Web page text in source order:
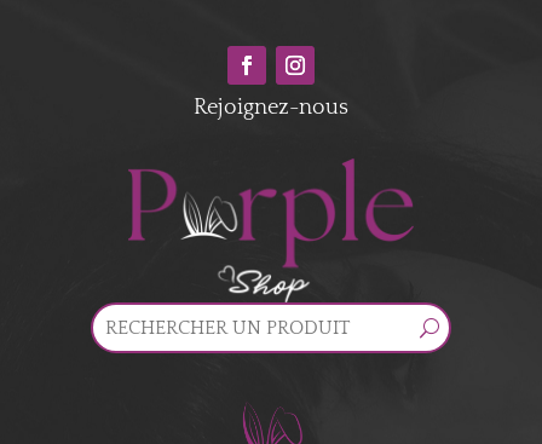
Rejoignez-nous